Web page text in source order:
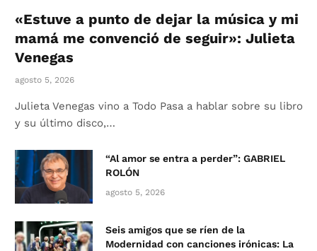
«Estuve a punto de dejar la música y mi
mamá me convenció de seguir»: Julieta
Venegas
agosto 5, 2026
Julieta Venegas vino a Todo Pasa a hablar sobre su libro
y su último disco,…
“Al amor se entra a perder”: GABRIEL
ROLÓN
agosto 5, 2026
Seis amigos que se ríen de la
Modernidad con canciones irónicas: La